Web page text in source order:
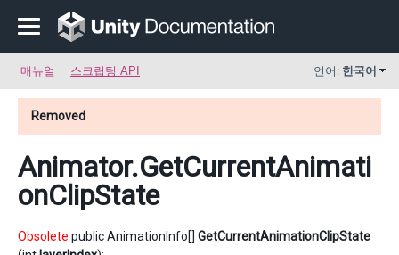
매뉴얼 스크립팅 API 언어: 한국어
Removed
Animator.GetCurrentAnimati
onClipState
Obsolete public AnimationInfo[] GetCurrentAnimationClipState